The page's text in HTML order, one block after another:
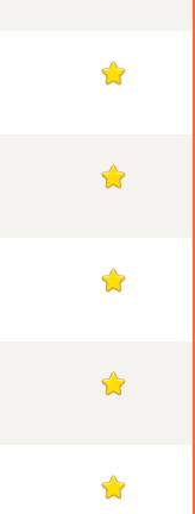
1
1
1
1
1